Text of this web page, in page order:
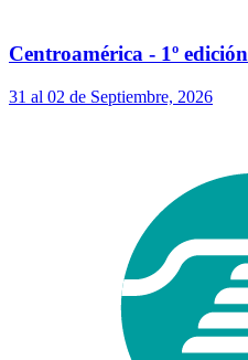
Centroamérica - 1º edición
31 al 02 de Septiembre, 2026